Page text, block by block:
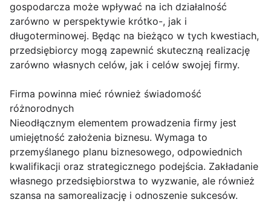
gospodarcza może wpływać na ich działalność
zarówno w perspektywie krótko-, jak i
długoterminowej. Będąc na bieżąco w tych kwestiach,
przedsiębiorcy mogą zapewnić skuteczną realizację
zarówno własnych celów, jak i celów swojej firmy.
Firma powinna mieć również świadomość
różnorodnych
Nieodłącznym elementem prowadzenia firmy jest
umiejętność założenia biznesu. Wymaga to
przemyślanego planu biznesowego, odpowiednich
kwalifikacji oraz strategicznego podejścia. Zakładanie
własnego przedsiębiorstwa to wyzwanie, ale również
szansa na samorealizację i odnoszenie sukcesów.